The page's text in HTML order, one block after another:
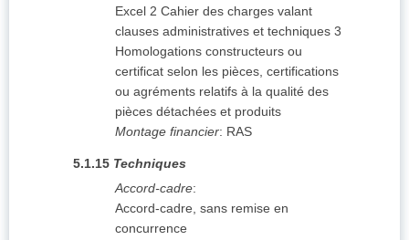
Excel 2 Cahier des charges valant
clauses administratives et techniques 3
Homologations constructeurs ou
certificat selon les pièces, certifications
ou agréments relatifs à la qualité des
pièces détachées et produits
Montage financier: RAS
5.1.15 Techniques
Accord-cadre:
Accord-cadre, sans remise en
concurrence